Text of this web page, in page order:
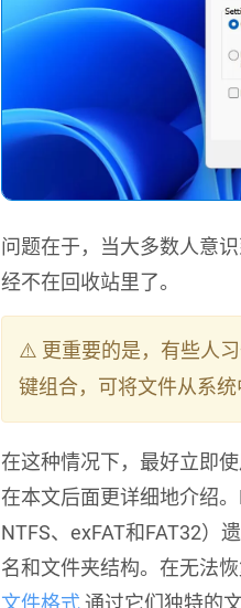
问题在于，当大多数人意
经不在回收站里了。
⚠️ 更重要的是，有些人
键组合，可将文件从系统
在这种情况下，最好立即使
在本文后面更详细地介绍
NTFS、exFAT和FAT32）
名和文件夹结构。在无法
文件格式通过它们独特的文